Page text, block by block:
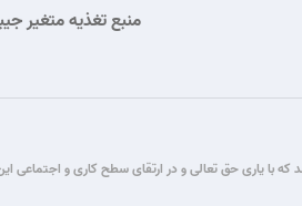
منبع تغذیه متغیر
کرد. با گسترش فضای ارتباطات قصد این گروه برآن شد که با یاری حق تعالی و در